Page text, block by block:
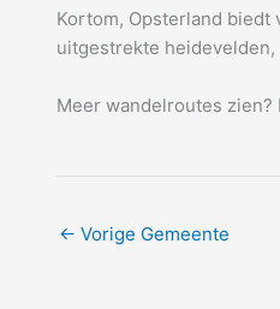
Kortom, Opsterland
uitgestrekte heidevelden,
Meer wandelroutes
← Vorige Gemeente